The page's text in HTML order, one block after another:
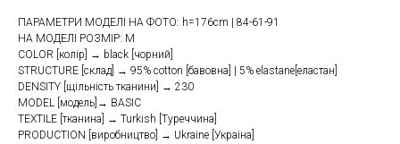
ПАРАМЕТРИ МОДЕЛІ НА ФОТО: h=176cm | 84-61-91
НА МОДЕЛІ РОЗМІР: M
COLOR [колір] → black [чорний]
STRUCTURE [склад] → 95% cotton [бавовна] | 5% elastane[еластан]
DENSITY [щільність тканини] → 230
MODEL [модель]→ BASIC
TEXTILE [тканина] → Turkish [Туреччина]
PRODUCTION [виробництво] → Ukraine [Україна]